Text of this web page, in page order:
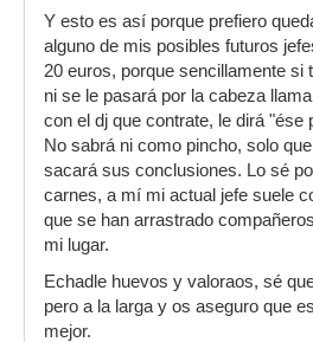
Y esto es así porque prefiero
alguno de mis posibles futuros
20 euros, porque sencillamente si
ni se le pasará por la cabeza
con el dj que contrate, le dirá "ése
No sabrá ni como pincho, solo
sacará sus conclusiones. Lo sé
carnes, a mí mi actual jefe suele
que se han arrastrado
mi lugar.
Echadle huevos y valoraos, sé
pero a la larga y os aseguro que
mejor.